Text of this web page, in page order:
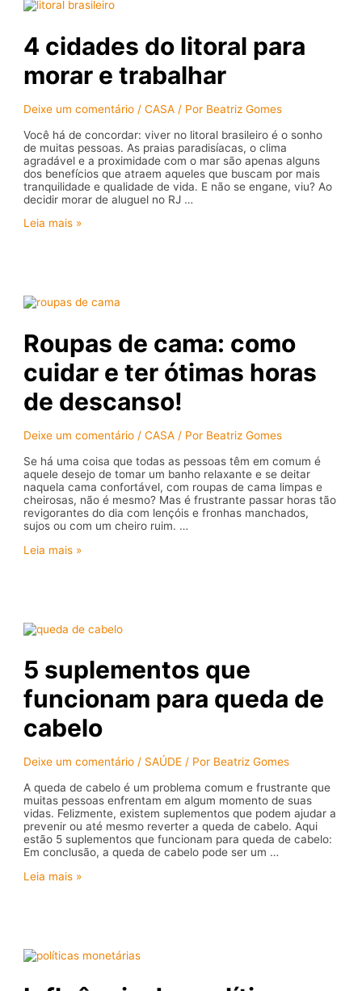
para
que
se
mães
4 cidades do litoral para
morar e trabalhar
Deixe um comentário /CASA / Por Beatriz Gomes
Você há de concordar: viver no litoral brasileiro é o sonho
de muitas pessoas. As praias paradisíacas, o clima
agradável e a proximidade com o mar são apenas alguns
dos benefícios que atraem aqueles que buscam por mais
tranquilidade e qualidade de vida. E não se engane, viu? Ao
decidir morar de aluguel no RJ …
4
e
trabalhar
Leia mais »
Roupas de cama: como
cuidar e ter ótimas horas
de descanso!
Deixe um comentário /CASA / Por Beatriz Gomes
Se há uma coisa que todas as pessoas têm em comum é
aquele desejo de tomar um banho relaxante e se deitar
naquela cama confortável, com roupas de cama limpas e
cheirosas, não é mesmo? Mas é frustrante passar horas tão
revigorantes do dia com lençóis e fronhas manchados,
sujos ou com um cheiro ruim. …
Roupas
ter
ótimas
de
descanso!
Leia mais »
5 suplementos que
funcionam para queda de
cabelo
Deixe um comentário / SAÚDE / Por Beatriz Gomes
A queda de cabelo é um problema comum e frustrante que
muitas pessoas enfrentam em algum momento de suas
vidas. Felizmente, existem suplementos que podem ajudar a
prevenir ou até mesmo reverter a queda de cabelo. Aqui
estão 5 suplementos que funcionam para queda de cabelo:
Em conclusão, a queda de cabelo pode ser um …
5
de
cabelo
Leia mais »